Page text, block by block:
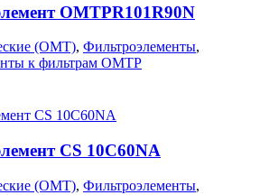
OMTPR101R90N
(OMT), Фильтроэлементы,
к фильтрам OMTP
CS 10C60NA
(OMT), Фильтроэлементы,